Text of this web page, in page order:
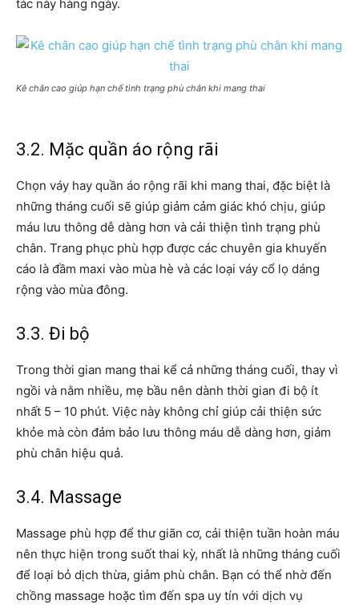
tác này hàng ngày.
Kê chân cao giúp hạn chế tình trạng phù chân khi mang thai
3.2. Mặc quần áo rộng rãi
Chọn váy hay quần áo rộng rãi khi mang thai, đặc biệt là
những tháng cuối sẽ giúp giảm cảm giác khó chịu, giúp
máu lưu thông dễ dàng hơn và cải thiện tình trạng phù
chân. Trang phục phù hợp được các chuyên gia khuyến
cáo là đầm maxi vào mùa hè và các loại váy cổ lọ dáng
rộng vào mùa đông.
3.3. Đi bộ
Trong thời gian mang thai kể cả những tháng cuối, thay vì
ngồi và nằm nhiều, mẹ bầu nên dành thời gian đi bộ ít
nhất 5 – 10 phút. Việc này không chỉ giúp cải thiện sức
khỏe mà còn đảm bảo lưu thông máu dễ dàng hơn, giảm
phù chân hiệu quả.
3.4. Massage
Massage phù hợp để thư giãn cơ, cải thiện tuần hoàn máu
nên thực hiện trong suốt thai kỳ, nhất là những tháng cuối
để loại bỏ dịch thừa, giảm phù chân. Bạn có thể nhờ đến
chồng massage hoặc tìm đến spa uy tín với dịch vụ